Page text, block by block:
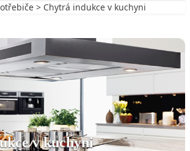
> Chytrá indukce v kuchyni
v kuchyni